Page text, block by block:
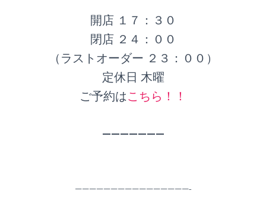
開店 １７：３０
閉店 ２４：００
（ラストオーダー ２３：００）
定休日 木曜
ご予約はこちら！！
———————
————————————————-